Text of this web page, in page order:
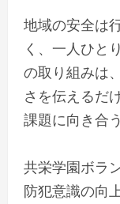
地域の安全は
く、一人ひと
の取り組みは
さを伝えるだ
課題に向き合
共栄学園ボラ
防犯意識の向